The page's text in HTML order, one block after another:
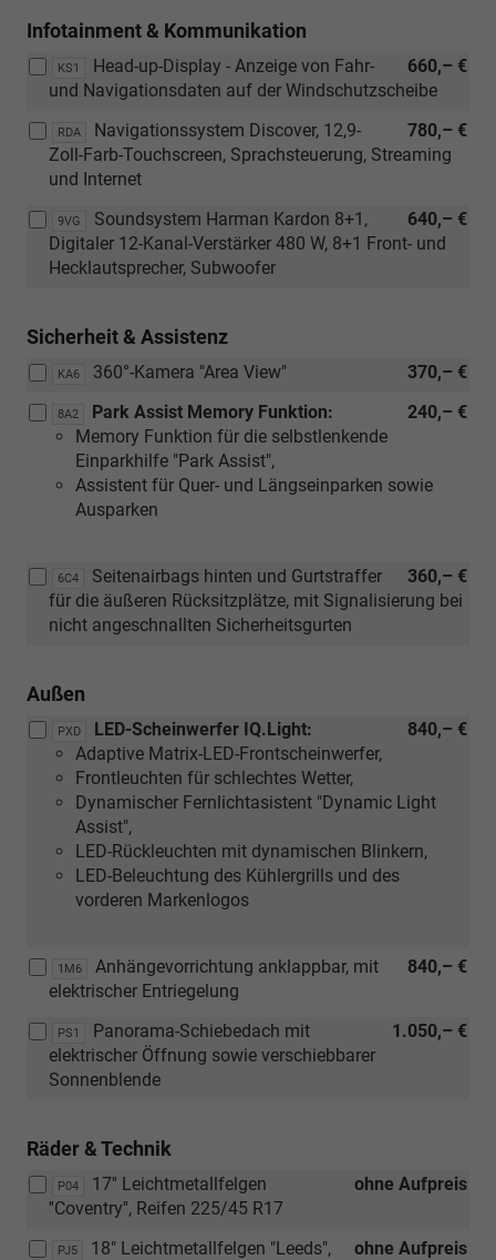
Infotainment & Kommunikation
KS1 660,– €
Head-up-Display - Anzeige von Fahr-
und Navigationsdaten auf der Windschutzscheibe
RDA 780,– €
Navigationssystem Discover, 12,9-
Zoll-Farb-Touchscreen, Sprachsteuerung, Streaming
und Internet
9VG 640,– €
Soundsystem Harman Kardon 8+1,
Digitaler 12-Kanal-Verstärker 480 W, 8+1 Front- und
Hecklautsprecher, Subwoofer
Sicherheit & Assistenz
KA6 370,– €
360°-Kamera "Area View"
8A2 240,– €
Park Assist Memory Funktion:
Memory Funktion für die selbstlenkende
Einparkhilfe "Park Assist",
Assistent für Quer- und Längseinparken sowie
Ausparken
6C4 360,– €
Seitenairbags hinten und Gurtstraffer
für die äußeren Rücksitzplätze, mit Signalisierung bei
nicht angeschnallten Sicherheitsgurten
Außen
PXD 840,– €
LED-Scheinwerfer IQ.Light:
Adaptive Matrix-LED-Frontscheinwerfer,
Frontleuchten für schlechtes Wetter,
Dynamischer Fernlichtasistent "Dynamic Light
Assist",
LED-Rückleuchten mit dynamischen Blinkern,
LED-Beleuchtung des Kühlergrills und des
vorderen Markenlogos
1M6 840,– €
Anhängevorrichtung anklappbar, mit
elektrischer Entriegelung
PS1 1.050,– €
Panorama-Schiebedach mit
elektrischer Öffnung sowie verschiebbarer
Sonnenblende
Räder & Technik
P04 ohne Aufpreis
17'' Leichtmetallfelgen
''Coventry'', Reifen 225/45 R17
PJ5 ohne Aufpreis
18" Leichtmetallfelgen "Leeds",